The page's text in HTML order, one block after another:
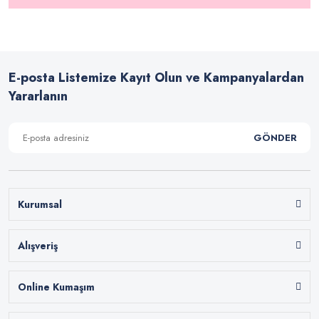
E-posta Listemize Kayıt Olun ve Kampanyalardan
Yararlanın
GÖNDER
Kurumsal
Alışveriş
Online Kumaşım